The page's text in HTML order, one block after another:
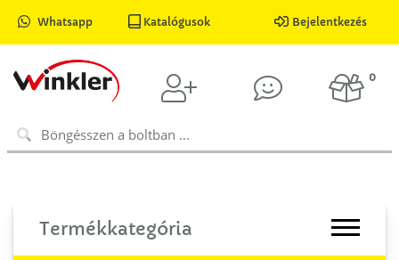
Whatsapp Katalógusok Bejelentkezés
0
Termékkategória